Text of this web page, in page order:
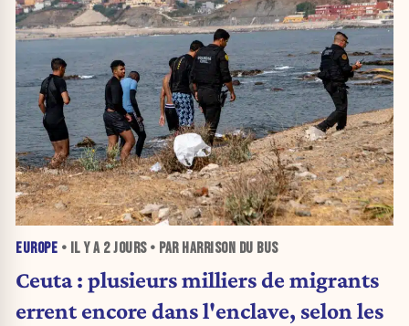
EUROPE • IL Y A 2 JOURS• PAR HARRISON DU BUS
Ceuta : plusieurs milliers de migrants
errent encore dans l'enclave, selon les